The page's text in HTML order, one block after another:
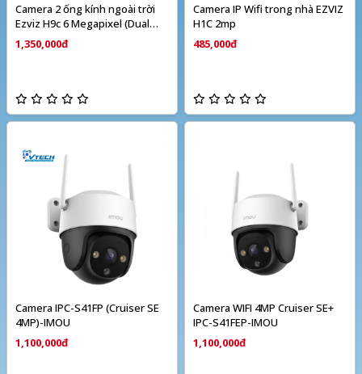
Camera 2 ống kính ngoài trời
Ezviz H9c 6 Megapixel (Dual
camera)
1,350,000đ
Camera IP Wifi trong nhà EZVIZ
H1C 2mp
485,000đ
Camera IPC-S41FP (Cruiser SE
4MP)-IMOU
1,100,000đ
Camera WIFI 4MP Cruiser SE+
IPC-S41FEP-IMOU
1,100,000đ